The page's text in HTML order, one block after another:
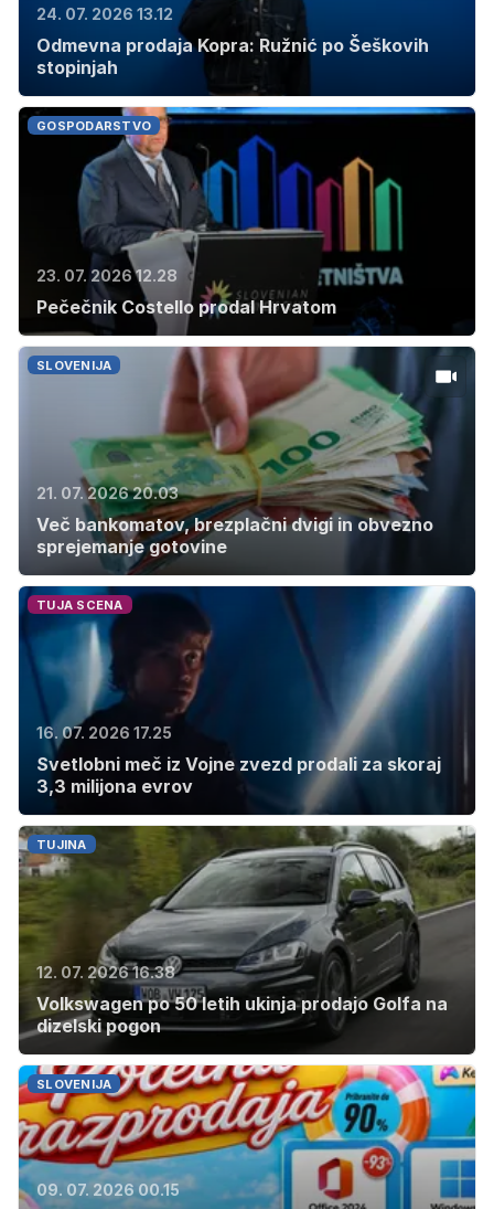
24. 07. 2026 13.12
Odmevna prodaja Kopra: Ružnić po Šeškovih
stopinjah
GOSPODARSTVO
23. 07. 2026 12.28
Pečečnik Costello prodal Hrvatom
SLOVENIJA
21. 07. 2026 20.03
Več bankomatov, brezplačni dvigi in obvezno
sprejemanje gotovine
TUJA SCENA
16. 07. 2026 17.25
Svetlobni meč iz Vojne zvezd prodali za skoraj
3,3 milijona evrov
TUJINA
12. 07. 2026 16.38
Volkswagen po 50 letih ukinja prodajo Golfa na
dizelski pogon
SLOVENIJA
09. 07. 2026 00.15